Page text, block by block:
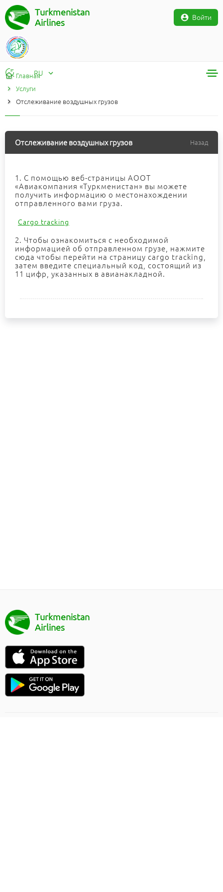
Turkmenistan
Airlines
Войти
RU
TM
Главная
Услуги
Отслеживание воздушных грузов
Отслеживание воздушных грузов Назад
1. С помощью веб-страницы АООТ
«Авиакомпания «Туркменистан» вы можете
получить информацию о местонахождении
отправленного вами груза.
Cargo tracking
2. Чтобы ознакомиться с необходимой
информацией об отправленном грузе, нажмите
сюда чтобы перейти на страницу cargo tracking,
затем введите специальный код, состоящий из
11 цифр, указанных в авианакладной.
Turkmenistan
Airlines